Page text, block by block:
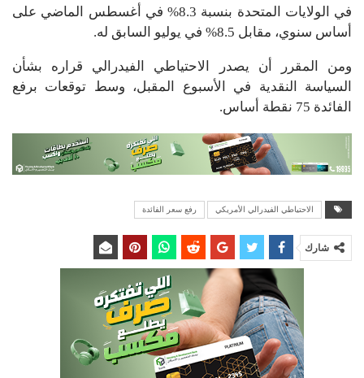
في الولايات المتحدة بنسبة 8.3% في أغسطس الماضي على
أساس سنوي، مقابل 8.5% في يوليو السابق له.
ومن المقرر أن يصدر الاحتياطي الفيدرالي قراره بشأن
السياسة النقدية في الأسبوع المقبل، وسط توقعات برفع
الفائدة 75 نقطة أساس.
الاحتياطي الفيدرالي الأمريكي رفع سعر الفائدة
شارك